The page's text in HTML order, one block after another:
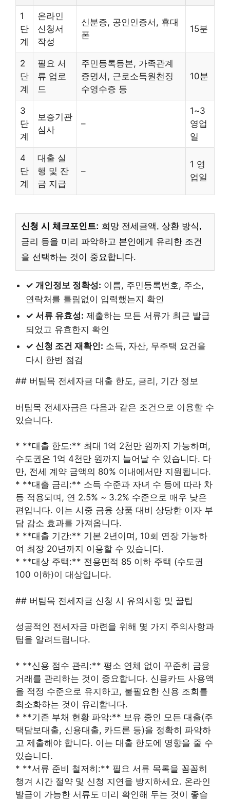
1
단
계
온라인
신청서
작성
신분증, 공인인증서, 휴대
폰
15분
2
단
계
필요 서
류 업로
드
주민등록등본, 가족관계
증명서, 근로소득원천징
수영수증 등
10분
3
단
계
보증기관
심사
–
1~3
영업
일
4
단
계
대출 실
행 및 잔
금 지급
–
1 영
업일
신청 시 체크포인트: 희망 전세금액, 상환 방식,
금리 등을 미리 파악하고 본인에게 유리한 조건
을 선택하는 것이 중요합니다.
✓ 개인정보 정확성: 이름, 주민등록번호, 주소,
연락처를 틀림없이 입력했는지 확인
✓ 서류 유효성: 제출하는 모든 서류가 최근 발급
되었고 유효한지 확인
✓ 신청 조건 재확인: 소득, 자산, 무주택 요건을
다시 한번 점검
## 버팀목 전세자금 대출 한도, 금리, 기간 정보
버팀목 전세자금은 다음과 같은 조건으로 이용할 수
있습니다.
* **대출 한도:** 최대 1억 2천만 원까지 가능하며,
수도권은 1억 4천만 원까지 늘어날 수 있습니다. 다
만, 전세 계약 금액의 80% 이내에서만 지원됩니다.
* **대출 금리:** 소득 수준과 자녀 수 등에 따라 차
등 적용되며, 연 2.5% ~ 3.2% 수준으로 매우 낮은
편입니다. 이는 시중 금융 상품 대비 상당한 이자 부
담 감소 효과를 가져옵니다.
* **대출 기간:** 기본 2년이며, 10회 연장 가능하
여 최장 20년까지 이용할 수 있습니다.
* **대상 주택:** 전용면적 85 이하 주택 (수도권
100 이하)이 대상입니다.
## 버팀목 전세자금 신청 시 유의사항 및 꿀팁
성공적인 전세자금 마련을 위해 몇 가지 주의사항과
팁을 알려드립니다.
* **신용 점수 관리:** 평소 연체 없이 꾸준히 금융
거래를 관리하는 것이 중요합니다. 신용카드 사용액
을 적정 수준으로 유지하고, 불필요한 신용 조회를
최소화하는 것이 유리합니다.
* **기존 부채 현황 파악:** 보유 중인 모든 대출(주
택담보대출, 신용대출, 카드론 등)을 정확히 파악하
고 제출해야 합니다. 이는 대출 한도에 영향을 줄 수
있습니다.
* **서류 준비 철저히:** 필요 서류 목록을 꼼꼼히
챙겨 시간 절약 및 신청 지연을 방지하세요. 온라인
발급이 가능한 서류도 미리 확인해 두는 것이 좋습